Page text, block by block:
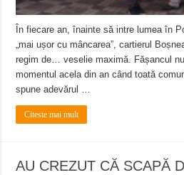
În fiecare an, înainte să intre lumea în
„mai ușor cu mâncarea”, cartierul
regim de… veselie maximă. Fășancul
momentul acela din an când toată
spune adevărul …
Citeste mai mult
AU CREZUT CĂ SCAPĂ